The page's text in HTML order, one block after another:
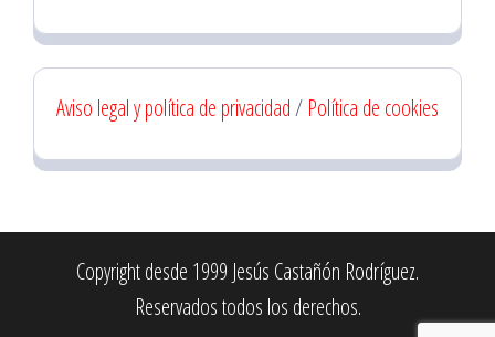
Aviso legal y política de privacidad/ Política de cookies
Copyright desde 1999 Jesús Castañón Rodríguez.
Reservados todos los derechos.